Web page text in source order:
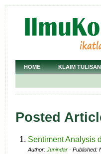
HOME KLAIM TULISAN
Posted
Sentiment Analysis
Author: Junindar · Published: